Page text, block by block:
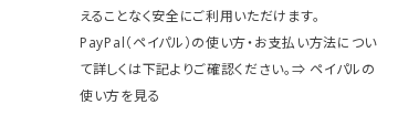
えることなく安全にご利用いただけます。
PayPal（ペイパル）の使い方・お支払い方法につい
て詳しくは下記よりご確認ください。⇒ ペイパルの
使い方を見る